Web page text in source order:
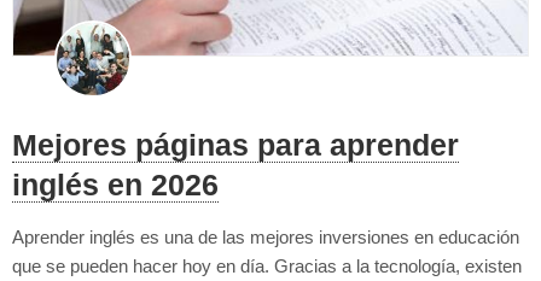
Mejores páginas para aprender
inglés en 2026
Aprender inglés es una de las mejores inversiones en educación
que se pueden hacer hoy en día. Gracias a la tecnología, existen